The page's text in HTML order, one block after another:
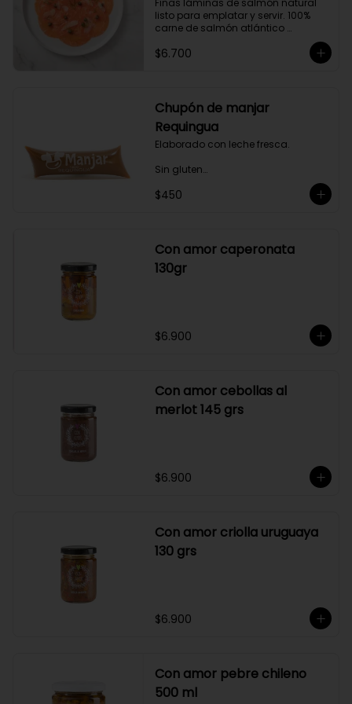
gourmet a tus comidas.
Finas láminas de salmón natural
listo para emplatar y servir. 100%
carne de salmón atlántico
Producto sellado al vacío y
congelado.
$6.700
Chupón de manjar
Requingua
Elaborado con leche fresca.
Sin gluten
Sin Saborizantes
$450
Con amor caperonata
130gr
$6.900
Con amor cebollas al
merlot 145 grs
$6.900
Con amor criolla uruguaya
130 grs
$6.900
Con amor pebre chileno
500 ml